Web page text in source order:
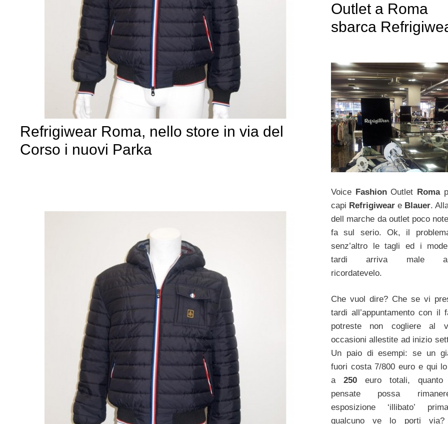
Refrigiwear Roma, nello store in via del
Corso i nuovi Parka
Outlet a Roma
sbarca
Voice FashionOutlet Roma
capi Refrigiweare Blauer.
dell marche da outlet poco
fa sul serio. Ok, il
senz’altro le tagli ed i
tardi arriva male
ricordatevelo.
Che vuol dire? Che se vi
tardi all’appuntamento con il
potreste non cogliere al
occasioni allestite ad inizio
Un paio di esempi: se un
fuori costa 7/800 euro e qui
a 250euro totali, quanto
pensate possa
esposizione ‘illibato’
qualcuno ve lo porti via?